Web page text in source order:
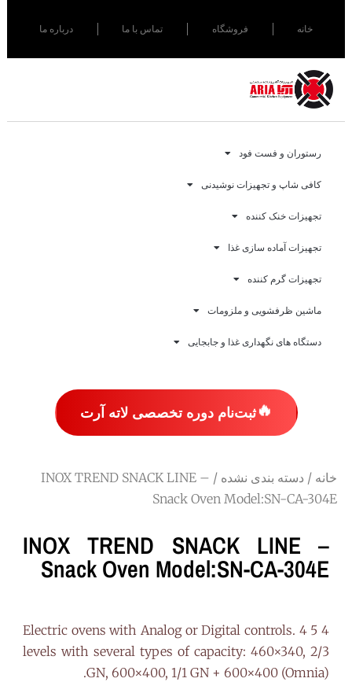
خانه فروشگاه تماس با ما درباره ما
رستوران و فست فود
کافی شاپ و تجهیزات نوشیدنی
تجهیزات خنک کننده
تجهیزات آماده سازی غذا
تجهیزات گرم کننده
ماشین ظرفشویی و ملزومات
دستگاه های نگهداری غذا و جابجایی
🔥ثبت‌نام دوره تخصصی لاته آرت
خانه / دسته بندی نشده
/ INOX TREND SNACK LINE –
Snack Oven Model:SN-CA-304E
INOX TREND SNACK LINE –
Snack Oven Model:SN-CA-304E
4 5 Electric ovens with Analog or Digital controls. 4
levels with several types of capacity: 460×340, 2/3
GN, 600×400, 1/1 GN + 600×400 (Omnia).